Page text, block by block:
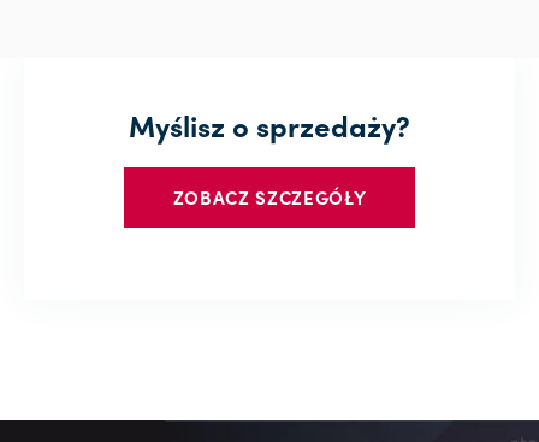
Myślisz o sprzedaży?
ZOBACZ SZCZEGÓŁY